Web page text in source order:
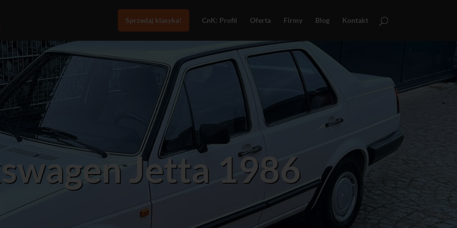
Sprzedaj klasyka! CnK: Profil Oferta Firmy Blog Kontakt
Jetta 1986